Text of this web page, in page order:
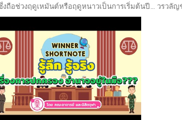
ถือช่วงฤดูเหมันต์หรือฤดูหนาวเป็นการเริ่มต้นปี… วรวลัญ